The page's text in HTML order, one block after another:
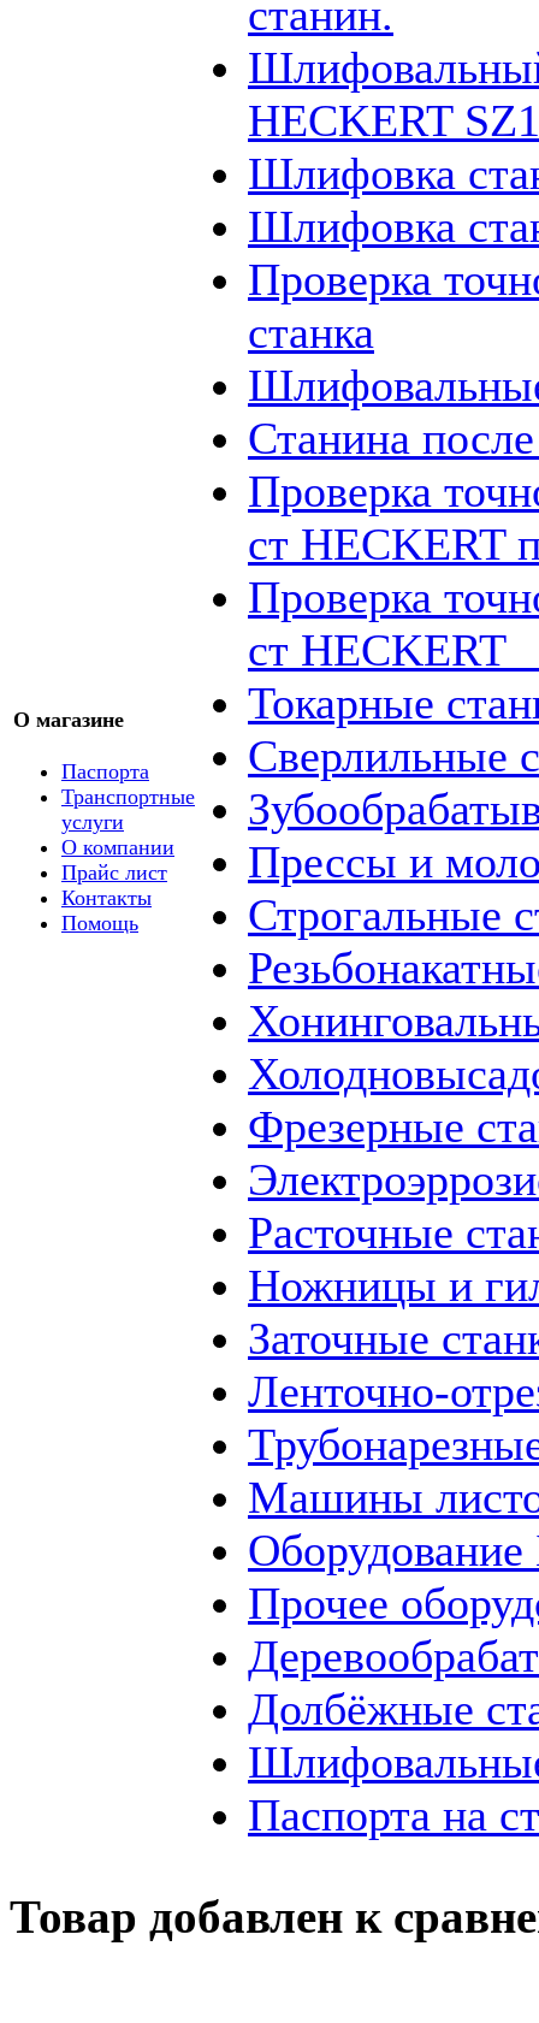
О магазине
Паспорта
Транспортные
услуги
О компании
Прайс лист
Контакты
Помощь
станин.
HECKERT
Шлифовка
Шлифовка
Проверка
станка
Станина
Проверка
ст HECKERT
Проверка
ст HECKERT
Токарные
Сверлильные
Прессы и
Строгальные
Фрезерные
Расточные
Ножницы и
Заточные
Ленточно-
Машины
Прочее
Долбёжные
Паспорта на
Товар добавлен к